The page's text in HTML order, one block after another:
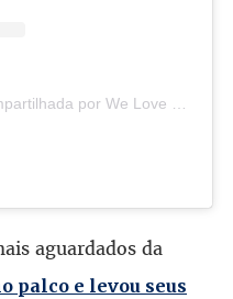
We Love Carnaval (@welovecarnaval)
aguardados da
palco e levou seus